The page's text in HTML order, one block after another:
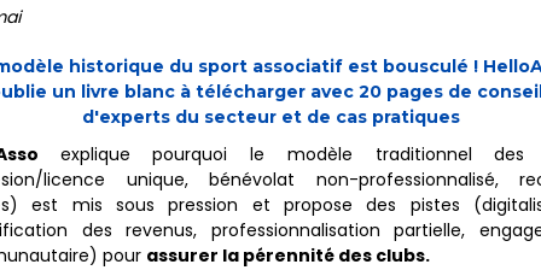
historique du sport associatif est bousculé !
un livre blanc à télécharger avec 20 pages de
d'experts du secteur et de cas pratiques
explique pourquoi le modèle traditionnel des
licence unique, bénévolat non-professionnalisé,
est mis sous pression et propose des pistes
des revenus, professionnalisation partielle,
pour assurer la pérennité des clubs.